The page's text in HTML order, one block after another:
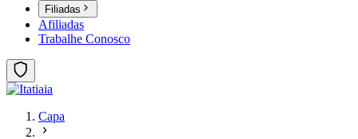
Filiadas
Afiliadas
Trabalhe Conosco
Capa